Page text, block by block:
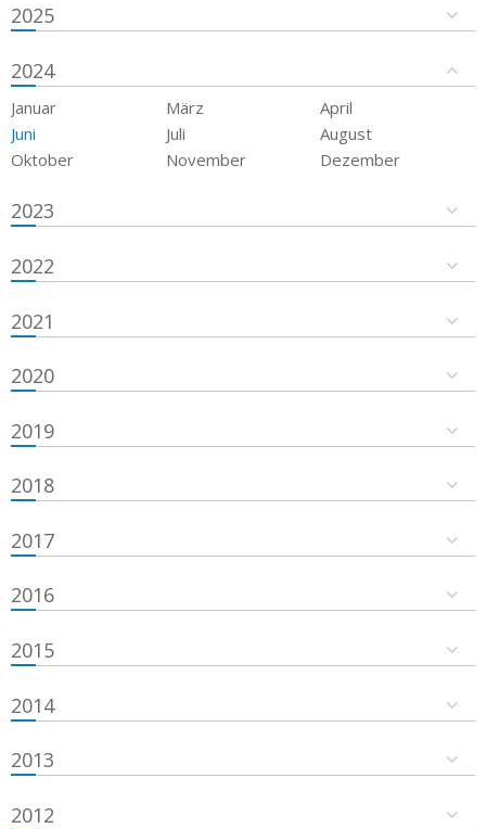
2025
2024
Januar März
April
Juni
Juli
August
Oktober
November Dezember
2023
2022
2021
2020
2019
2018
2017
2016
2015
2014
2013
2012